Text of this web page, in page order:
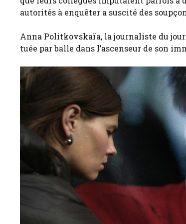
autorités à enquêter a suscité des
Anna Politkovskaïa, la journaliste du
tuée par balle dans l’ascenseur de son